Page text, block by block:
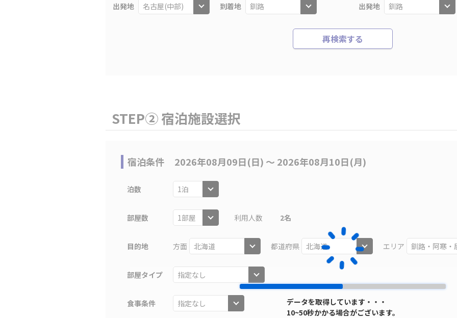
データを取得しています・・・
10~50秒かかる場合がございます。
出発地 到着地 出発地
再検索する
STEP② 宿泊施設選択
宿泊条件 2026年08月09日(日) 〜 2026年08月10日(月)
泊数
部屋数 利用人数 2名
目的地 方面 都道府県 エリア
部屋タイプ
食事条件